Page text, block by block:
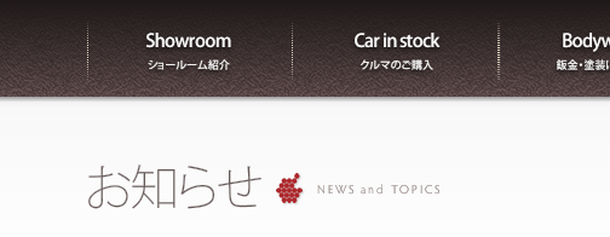
ショールーム紹介 販売